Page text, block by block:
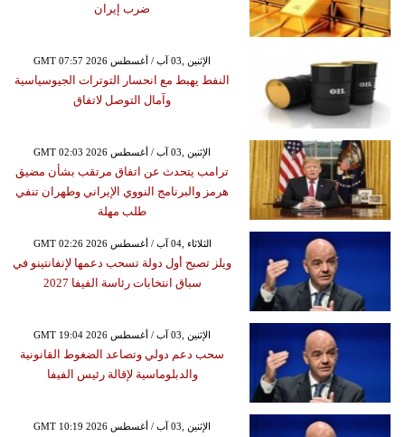
ضرب إيران
GMT 07:57 2026 الإثنين ,03 آب / أغسطس
النفط يهبط مع انحسار التوترات الجيوسياسية
وآمال التوصل لاتفاق
GMT 02:03 2026 الإثنين ,03 آب / أغسطس
ترامب يتحدث عن اتفاق مرتقب بشأن مضيق
هرمز والبرنامج النووي الإيراني وطهران تنفي
طلب مهلة
GMT 02:26 2026 الثلاثاء ,04 آب / أغسطس
ويلز تصبح أول دولة تسحب دعمها لإنفانتينو في
سباق انتخابات رئاسة الفيفا 2027
GMT 19:04 2026 الإثنين ,03 آب / أغسطس
سحب دعم دولي وتصاعد الضغوط القانونية
والدبلوماسية لإقالة رئيس الفيفا
GMT 10:19 2026 الإثنين ,03 آب / أغسطس